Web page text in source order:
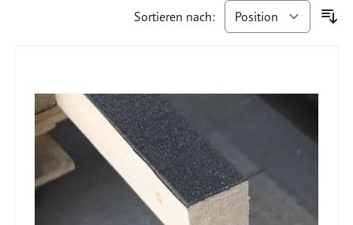
Sortieren nach: